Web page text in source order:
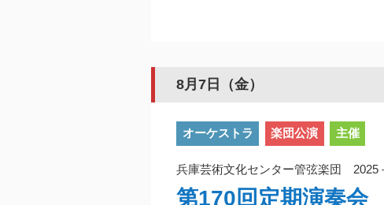
8月7日（金）
オーケストラ 楽団公演 主催
兵庫芸術文化センター管弦楽団 2025
第170回定期演奏会